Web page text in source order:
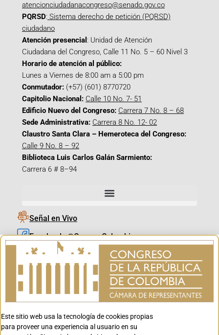
atencionciudadanacongreso@senado.gov.co
PQRSD: Sistema derecho de petición (PQRSD)
ciudadano
Atención presencial : Unidad de Atención
Ciudadana del Congreso, Calle 11 No. 5 – 60 Nivel 3
Horario de atención al público:
Lunes a Viernes de 8:00 am a 5:00 pm
Conmutador: (+57) (601) 8770720
Capitolio Nacional: Calle 10 No. 7- 51
Edificio Nuevo del Congreso: Carrera 7 No. 8 – 68
Sede Administrativa: Carrera 8 No. 12- 02
Claustro Santa Clara – Hemeroteca del Congreso:
Calle 9 No. 8 – 92
Biblioteca Luis Carlos Galán Sarmiento:
Carrera 6 # 8–94
Señal en Vivo
Facebook_@CamaraColombia
Instagram_@CamaraColombia
X_@CamaraColombia
Youtube_@CamaraColombia
Youtube_@CanalCongreso
Este sitio web usa la tecnología de cookies propias
para proveer una experiencia al usuario en su